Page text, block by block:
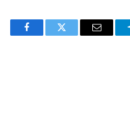
FacebookTwitter Email